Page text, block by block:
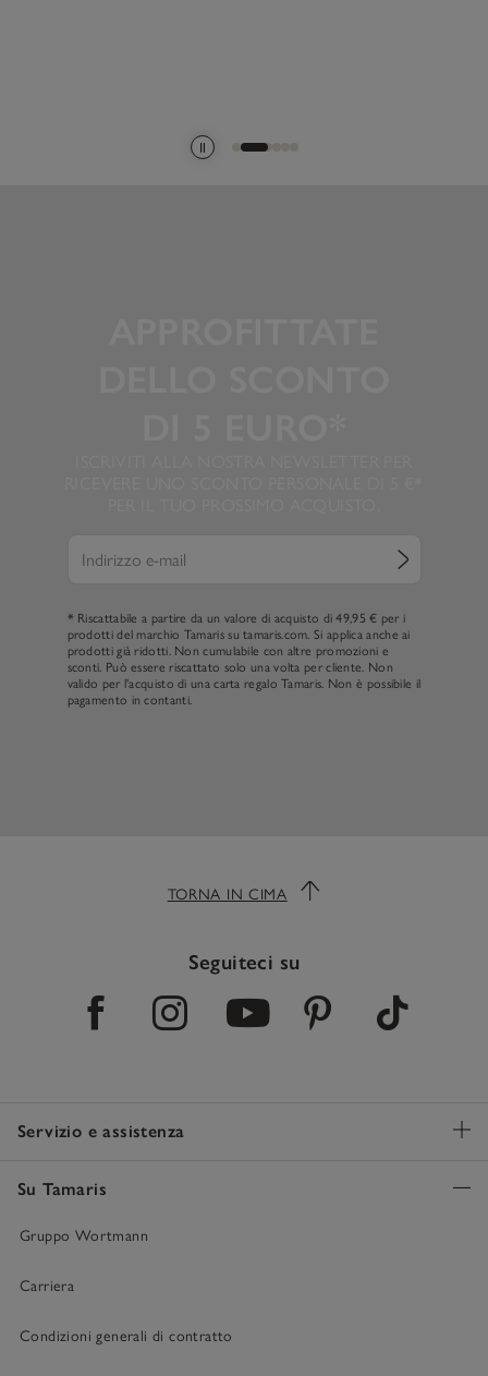
* Riscattabile a partire da un valore di acquisto di 49,95 € per i
prodotti del marchio Tamaris su tamaris.com. Si applica anche ai
prodotti già ridotti. Non cumulabile con altre promozioni e
sconti. Può essere riscattato solo una volta per cliente. Non
valido per l'acquisto di una carta regalo Tamaris. Non è possibile il
pagamento in contanti.
TORNA IN CIMA
Seguiteci su
Servizio e assistenza
Su Tamaris
Gruppo Wortmann
Carriera
Condizioni generali di contratto